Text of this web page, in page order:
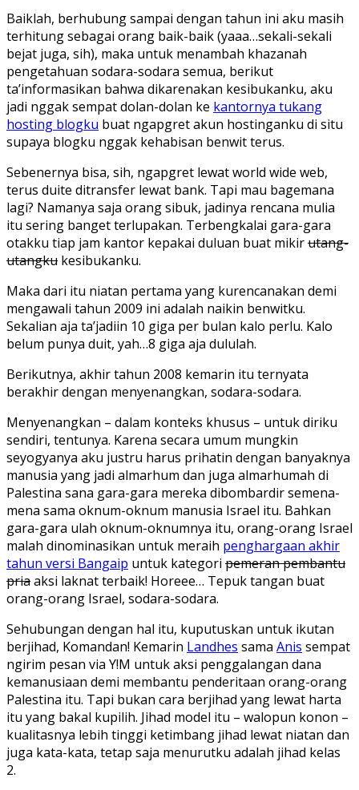
Baiklah, berhubung sampai dengan tahun ini aku masih
terhitung sebagai orang baik-baik (yaaa…sekali-sekali
bejat juga, sih), maka untuk menambah khazanah
pengetahuan sodara-sodara semua, berikut
ta’informasikan bahwa dikarenakan kesibukanku, aku
jadi nggak sempat dolan-dolan ke kantornya tukang
hosting blogku buat ngapgret akun hostinganku di situ
supaya blogku nggak kehabisan benwit terus.
Sebenernya bisa, sih, ngapgret lewat world wide web,
terus duite ditransfer lewat bank. Tapi mau bagemana
lagi? Namanya saja orang sibuk, jadinya rencana mulia
itu sering banget terlupakan. Terbengkalai gara-gara
otakku tiap jam kantor kepakai duluan buat mikirutang-
utangku kesibukanku.
Maka dari itu niatan pertama yang kurencanakan demi
mengawali tahun 2009 ini adalah naikin benwitku.
Sekalian aja ta’jadiin 10 giga per bulan kalo perlu. Kalo
belum punya duit, yah…8 giga aja dululah.
Berikutnya, akhir tahun 2008 kemarin itu ternyata
berakhir dengan menyenangkan, sodara-sodara.
Menyenangkan – dalam konteks khusus – untuk diriku
sendiri, tentunya. Karena secara umum mungkin
seyogyanya aku justru harus prihatin dengan banyaknya
manusia yang jadi almarhum dan juga almarhumah di
Palestina sana gara-gara mereka dibombardir semena-
mena sama oknum-oknum manusia Israel itu. Bahkan
gara-gara ulah oknum-oknumnya itu, orang-orang Israel
malah dinominasikan untuk meraih penghargaan akhir
tahun versi Bangaip untuk kategori pemeran pembantu
priaaksi laknat terbaik! Horeee… Tepuk tangan buat
orang-orang Israel, sodara-sodara.
Sehubungan dengan hal itu, kuputuskan untuk ikutan
berjihad, Komandan! Kemarin Landhes sama Anis sempat
ngirim pesan via Y!M untuk aksi penggalangan dana
kemanusiaan demi membantu penderitaan orang-orang
Palestina itu. Tapi bukan cara berjihad yang lewat harta
itu yang bakal kupilih. Jihad model itu – walopun konon –
kualitasnya lebih tinggi ketimbang jihad lewat niatan dan
juga kata-kata, tetap saja menurutku adalah jihad kelas
2.